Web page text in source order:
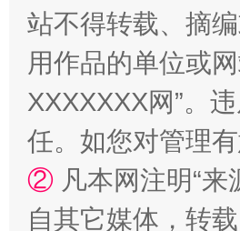
漫山遍野的桃花与雪山、麦地、白
站不得转载、摘
用作品的单位或
XXXXXXX网”。
任。如您对管理
② 凡本网注明“
自其它媒体，转